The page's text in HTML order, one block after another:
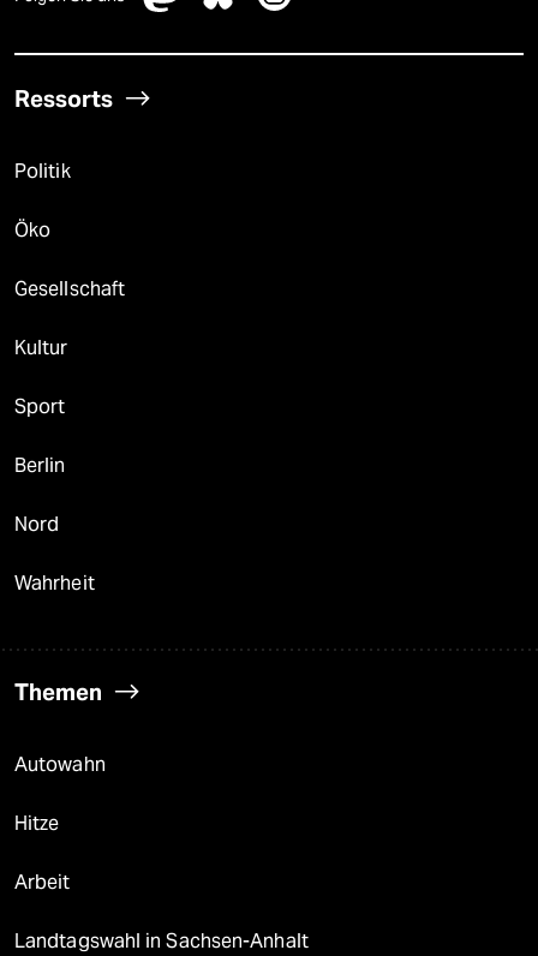
Ressorts
Politik
Öko
Gesellschaft
Kultur
Sport
Berlin
Nord
Wahrheit
Themen
Autowahn
Hitze
Arbeit
Landtagswahl in Sachsen-Anhalt